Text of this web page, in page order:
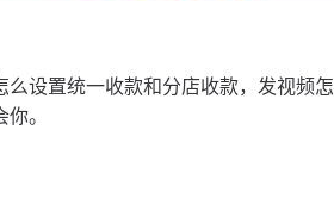
设置统一收款和分店收款，发视频怎
。